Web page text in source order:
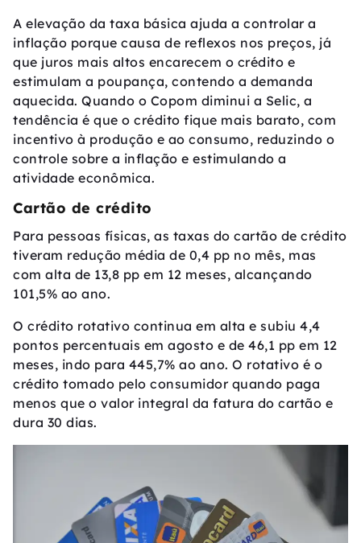
A elevação da taxa básica ajuda a controlar a
inflação porque causa de reflexos nos preços, já
que juros mais altos encarecem o crédito e
estimulam a poupança, contendo a demanda
aquecida. Quando o Copom diminui a Selic, a
tendência é que o crédito fique mais barato, com
incentivo à produção e ao consumo, reduzindo o
controle sobre a inflação e estimulando a
atividade econômica.
Cartão de crédito
Para pessoas físicas, as taxas do cartão de crédito
tiveram redução média de 0,4 pp no mês, mas
com alta de 13,8 pp em 12 meses, alcançando
101,5% ao ano.
O crédito rotativo continua em alta e subiu 4,4
pontos percentuais em agosto e de 46,1 pp em 12
meses, indo para 445,7% ao ano. O rotativo é o
crédito tomado pelo consumidor quando paga
menos que o valor integral da fatura do cartão e
dura 30 dias.